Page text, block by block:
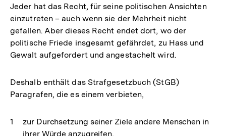
Jeder hat das Recht, für seine politischen Ansichten
einzutreten – auch wenn sie der Mehrheit nicht
gefallen. Aber dieses Recht endet dort, wo der
politische Friede insgesamt gefährdet, zu Hass und
Gewalt aufgefordert und angestachelt wird.
Deshalb enthält das Strafgesetzbuch (StGB)
Paragrafen, die es einem verbieten,
zur Durchsetzung seiner Ziele andere Menschen in
ihrer Würde anzugreifen,